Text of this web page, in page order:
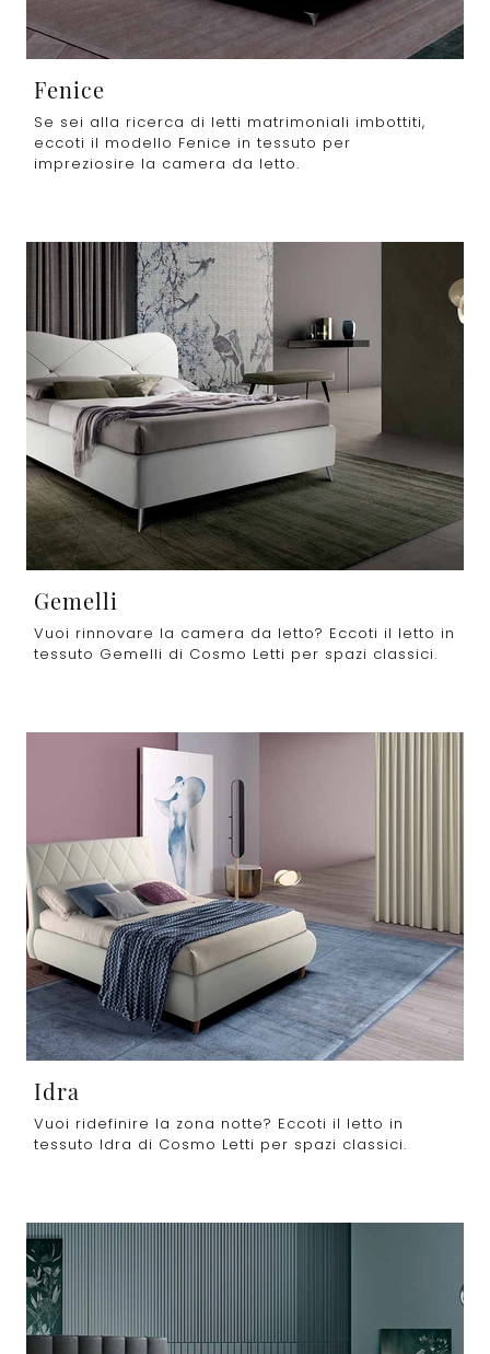
Fenice
Se sei alla ricerca di letti matrimoniali imbottiti,
eccoti il modello Fenice in tessuto per
impreziosire la camera da letto.
Gemelli
Vuoi rinnovare la camera da letto? Eccoti il letto in
tessuto Gemelli di Cosmo Letti per spazi classici.
Idra
Vuoi ridefinire la zona notte? Eccoti il letto in
tessuto Idra di Cosmo Letti per spazi classici.